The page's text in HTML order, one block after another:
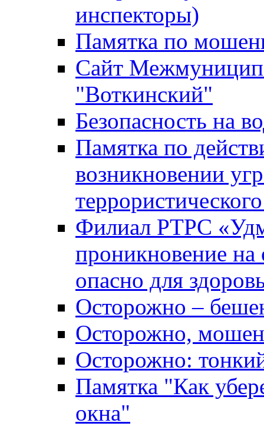
инспекторы)
Памятка по
Сайт
"Воткинский"
Безопасность на
Памятка по
возникновении
Филиал РТРС
проникновение на
опасно для
Осторожно –
Осторожно,
Осторожно:
Памятка "Как
окна"